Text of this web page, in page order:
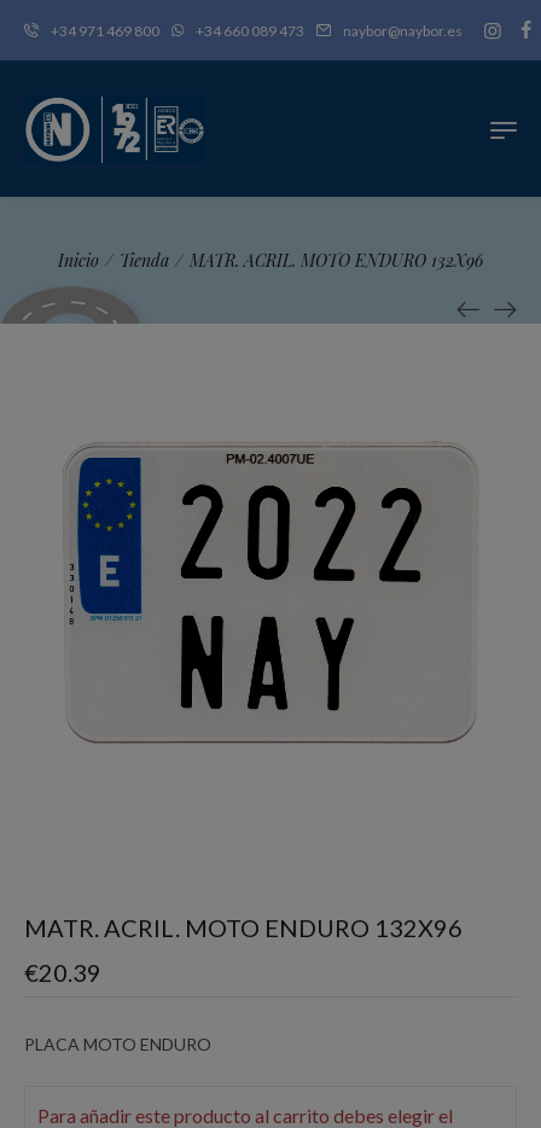
+34 971 469 800 +34 660 089 473 naybor@naybor.es
Inicio / Tienda / MATR. ACRIL. MOTO ENDURO 132X96
MATR. ACRIL. MOTO ENDURO 132X96
€20.39
PLACA MOTO ENDURO
Para añadir este producto al carrito debes elegir el